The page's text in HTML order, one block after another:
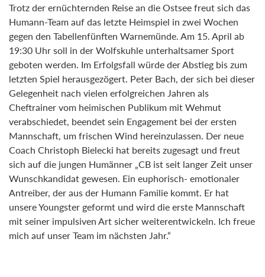
Trotz der ernüchternden Reise an die Ostsee freut sich das
Humann-Team auf das letzte Heimspiel in zwei Wochen
gegen den Tabellenfünften Warnemünde. Am 15. April ab
19:30 Uhr soll in der Wolfskuhle unterhaltsamer Sport
geboten werden. Im Erfolgsfall würde der Abstieg bis zum
letzten Spiel herausgezögert. Peter Bach, der sich bei dieser
Gelegenheit nach vielen erfolgreichen Jahren als
Cheftrainer vom heimischen Publikum mit Wehmut
verabschiedet, beendet sein Engagement bei der ersten
Mannschaft, um frischen Wind hereinzulassen. Der neue
Coach Christoph Bielecki hat bereits zugesagt und freut
sich auf die jungen Humänner „CB ist seit langer Zeit unser
Wunschkandidat gewesen. Ein euphorisch- emotionaler
Antreiber, der aus der Humann Familie kommt. Er hat
unsere Youngster geformt und wird die erste Mannschaft
mit seiner impulsiven Art sicher weiterentwickeln. Ich freue
mich auf unser Team im nächsten Jahr.“